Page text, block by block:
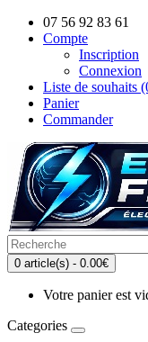
07 56 92 83 61
Compte
Inscription
Connexion
Liste de souhaits
Panier
Commander
0 article(s) - 0.00€
Votre panier est
Categories